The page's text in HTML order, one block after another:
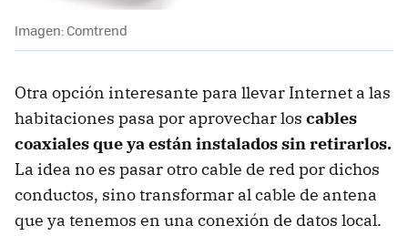
Imagen: Comtrend
Otra opción interesante para llevar Internet a las
habitaciones pasa por aprovechar los cables
coaxiales que ya están instalados sin retirarlos.
La idea no es pasar otro cable de red por dichos
conductos, sino transformar al cable de antena
que ya tenemos en una conexión de datos local.